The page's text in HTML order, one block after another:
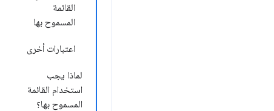
القائمة
المسموح بها
اعتبارات أخرى
لماذا يجب
استخدام القائمة
المسموح بها؟